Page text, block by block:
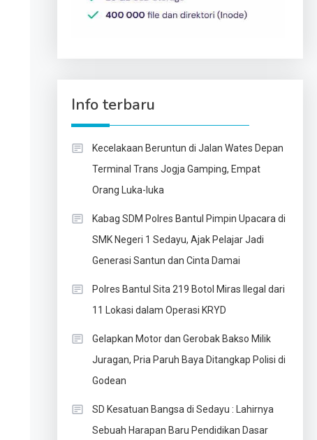
Info terbaru
Kecelakaan Beruntun di Jalan Wates Depan
Terminal Trans Jogja Gamping, Empat
Orang Luka-luka
Kabag SDM Polres Bantul Pimpin Upacara di
SMK Negeri 1 Sedayu, Ajak Pelajar Jadi
Generasi Santun dan Cinta Damai
Polres Bantul Sita 219 Botol Miras Ilegal dari
11 Lokasi dalam Operasi KRYD
Gelapkan Motor dan Gerobak Bakso Milik
Juragan, Pria Paruh Baya Ditangkap Polisi di
Godean
SD Kesatuan Bangsa di Sedayu : Lahirnya
Sebuah Harapan Baru Pendidikan Dasar